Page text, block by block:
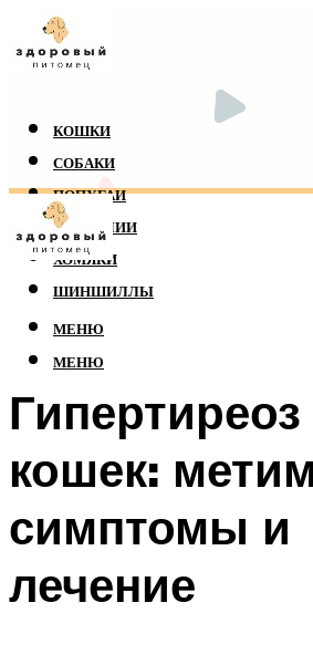
КОШКИ
СОБАКИ
ПОПУГАИ
РЕПТИЛИИ
ХОМЯКИ
ШИНШИЛЛЫ
МЕНЮ
МЕНЮ
Гипертиреоз
кошек:
симптомы и
лечение